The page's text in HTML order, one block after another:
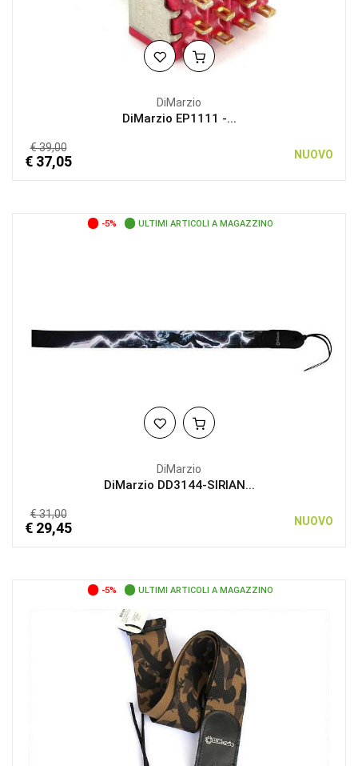
DiMarzio
DiMarzio EP1111 -...
€ 39,00
€ 37,05 NUOVO
-5% ULTIMI ARTICOLI A MAGAZZINO
DiMarzio
DiMarzio DD3144-SIRIAN...
€ 31,00
€ 29,45 NUOVO
-5% ULTIMI ARTICOLI A MAGAZZINO